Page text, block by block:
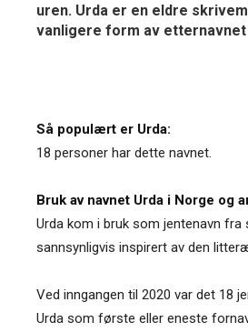
uren. Urda er en eldre
vanligere form av etternavnet
Så populært er Urda:
18 personer har dette navnet.
Bruk av navnet Urda i Norge og
Urda kom i bruk som jentenavn fra
sannsynligvis inspirert av den
Ved inngangen til 2020 var det 18
Urda som første eller eneste